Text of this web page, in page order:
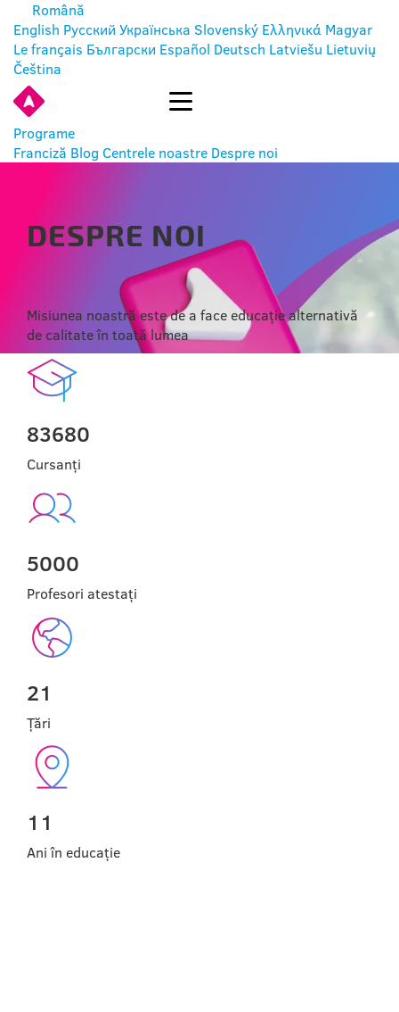
Română
English Русский Українська Slovenský Ελληνικά Magyar
Le français Български Español Deutsch Latviešu Lietuvių
Čeština
Programe
Franciză Blog Centrele noastre Despre noi
DESPRE NOI
Misiunea noastră este de a face educație alternativă
de calitate în toată lumea
83680
Cursanți
5000
Profesori atestați
21
Țări
11
Ani în educație